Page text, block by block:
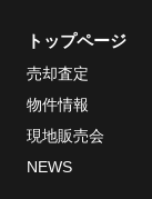
当社について
会社概要
トップページ
売却査定
物件情報
現地販売会
NEWS